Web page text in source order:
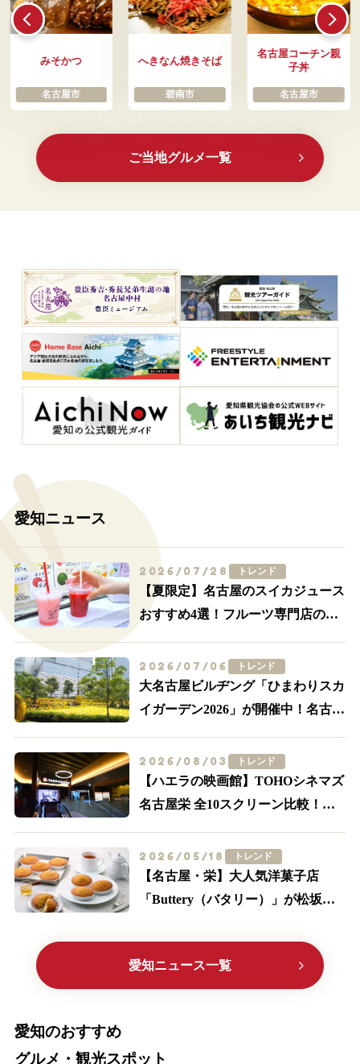
みそかつ
名古屋市
へきなん焼きそば
碧南市
名古屋コーチン親
子丼
名古屋市
ご当地グルメ一覧
愛知ニュース
2026/07/28 トレンド
【夏限定】名古屋のスイカジュース
おすすめ4選！フルーツ専門店の一
2026/07/06 トレンド
大名古屋ビルヂング「ひまわりスカ
イガーデン2026」が開催中！名古屋
2026/08/03 トレンド
【ハエラの映画館】TOHOシネマズ
名古屋栄 全10スクリーン比較！
2026/05/18 トレンド
【名古屋・栄】大人気洋菓子店
「Buttery（バタリー）」が松坂屋
に大注目
愛知ニュース一覧
愛知のおすすめ
グルメ・観光スポット